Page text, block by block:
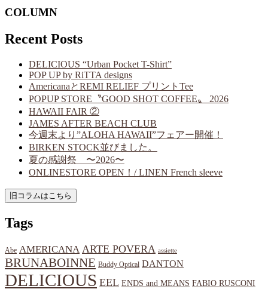
COLUMN
Recent Posts
DELICIOUS “Urban Pocket T-Shirt”
POP UP by RiTTA designs
AmericanaとREMI RELIEF プリントTee
POPUP STORE〝GOOD SHOT COFFEE〟 2026
HAWAII FAIR ②
JAMES AFTER BEACH CLUB
今週末より”ALOHA HAWAII”フェアー開催！
BIRKEN STOCK並びました。
夏の感謝祭 〜2026〜
ONLINESTORE OPEN！/ LINEN French sleeve
Tags
Abe AMERICANA ARTE POVERA assiette
BRUNABOINNE Buddy Optical DANTON
DELICIOUS EEL ENDS and MEANS FABIO RUSCONI